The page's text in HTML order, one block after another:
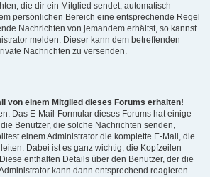
die dir ein Mitglied sendet, automatisch
persönlichen Bereich eine entsprechende Regel
Nachrichten von jemandem erhältst, so kannst
melden. Dieser kann dem betreffenden
Nachrichten zu versenden.
von einem Mitglied dieses Forums erhalten!
Das E-Mail-Formular dieses Forums hat einige
Benutzer, die solche Nachrichten senden,
einem Administrator die komplette E-Mail, die
Dabei ist es ganz wichtig, die Kopfzeilen
enthalten Details über den Benutzer, der die
kann dann entsprechend reagieren.